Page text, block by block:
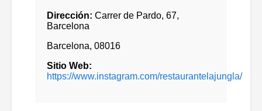
Dirección: Carrer de Pardo, 67,
Barcelona
Barcelona, 08016
Sitio Web:
https://www.instagram.com/restaurantelajungla/